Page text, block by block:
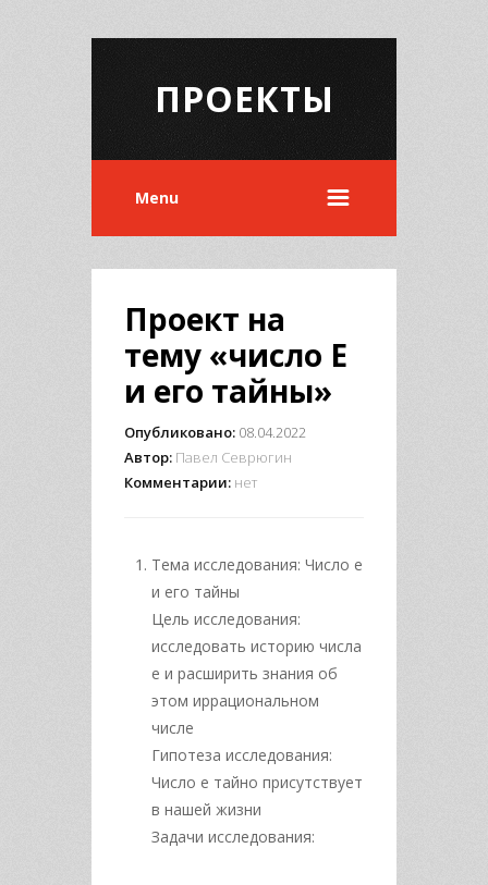
ПРОЕКТЫ
Menu
Проект на
тему «число Е
и его тайны»
Опубликовано: 08.04.2022
Автор: Павел Севрюгин
Комментарии: нет
Тема исследования: Число е
и его тайны
Цель исследования:
исследовать историю числа
е и расширить знания об
этом иррациональном
числе
Гипотеза исследования:
Число е тайно присутствует
в нашей жизни
Задачи исследования: